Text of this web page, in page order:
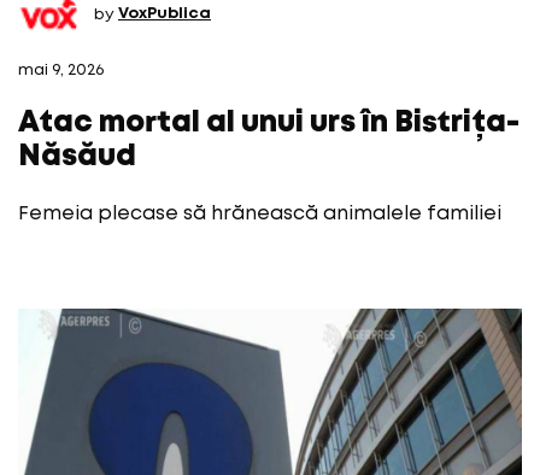
by VoxPublica
mai 9, 2026
Atac mortal al unui urs în Bistrița-
Năsăud
Femeia plecase să hrănească animalele familiei